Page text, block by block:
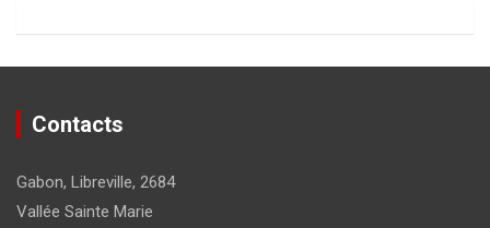
Contacts
Gabon, Libreville, 2684
Vallée Sainte Marie